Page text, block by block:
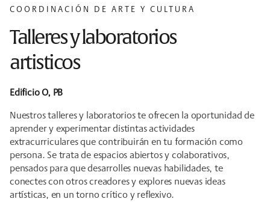
COORDINACIÓN DE ARTE Y CULTURA
Talleres y laboratorios
artisticos
Edificio O, PB
Nuestros talleres y laboratorios te ofrecen la oportunidad de
aprender y experimentar distintas actividades
extracurriculares que contribuirán en tu formación como
persona. Se trata de espacios abiertos y colaborativos,
pensados para que desarrolles nuevas habilidades, te
conectes con otros creadores y explores nuevas ideas
artísticas, en un torno crítico y reflexivo.